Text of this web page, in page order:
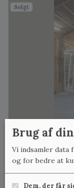
Solgt
8-ruders
600 kr.
Brug af
Vi indsamler data
og for bedre at
Dem, der får